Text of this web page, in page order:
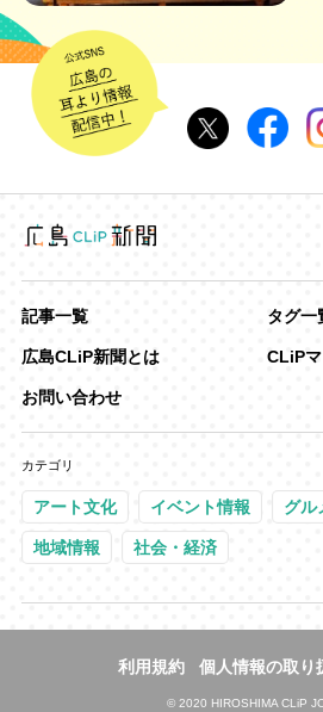
記事一覧 タグ一
広島CLiP新聞とは CLiP
お問い合わせ
カテゴリ
アート文化 イベント情報 グル
地域情報 社会・経済
利用規約 個人情報の取り
©2020 HIROSHIMA CLiP